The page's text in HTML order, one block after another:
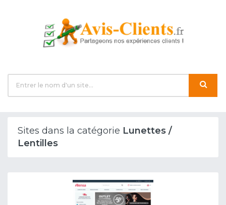
Sites dans la catégorie Lunettes /
Lentilles